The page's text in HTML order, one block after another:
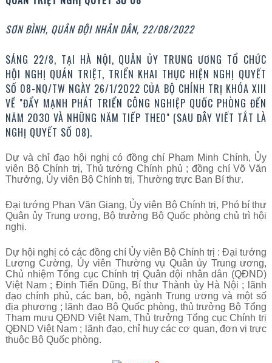
SƠN BÌNH, QUÂN ĐỘI NHÂN DÂN, 22/08/2022
SÁNG 22/8, TẠI HÀ NỘI, QUÂN ỦY TRUNG ƯƠNG TỔ CHỨC
HỘI NGHỊ QUÁN TRIỆT, TRIỂN KHAI THỰC HIỆN NGHỊ QUYẾT
SỐ 08-NQ/TW NGÀY 26/1/2022 CỦA BỘ CHÍNH TRỊ KHÓA XIII
VỀ "ĐẨY MẠNH PHÁT TRIỂN CÔNG NGHIỆP QUỐC PHÒNG ĐẾN
NĂM 2030 VÀ NHỮNG NĂM TIẾP THEO" (SAU ĐÂY VIẾT TẮT LÀ
NGHỊ QUYẾT SỐ 08).
Dự và chỉ đạo hội nghị có đồng chí Phạm Minh Chính, Ủy
viên Bộ Chính trị, Thủ tướng Chính phủ ; đồng chí Võ Văn
Thưởng, Ủy viên Bộ Chính trị, Thường trực Ban Bí thư.
Đại tướng Phan Văn Giang, Ủy viên Bộ Chính trị, Phó bí thư
Quân ủy Trung ương, Bộ trưởng Bộ Quốc phòng chủ trì hội
nghị.
Dự hội nghị có các đồng chí Ủy viên Bộ Chính trị :Đại tướng
Lương Cường, Ủy viên Thường vụ Quân ủy Trung ương,
Chủ nhiệm Tổng cục Chính trị Quân đội nhân dân (QĐND)
Việt Nam ; Đinh Tiến Dũng, Bí thư Thành ủy Hà Nội ; lãnh
đạo chính phủ, các ban, bộ, ngành Trung ương và một số
địa phương ; lãnh đạo Bộ Quốc phòng, thủ trưởng Bộ Tổng
Tham mưu QĐND Việt Nam, Thủ trưởng Tổng cục Chính trị
QĐND Việt Nam ; lãnh đạo, chỉ huy các cơ quan, đơn vị trực
thuộc Bộ Quốc phòng.